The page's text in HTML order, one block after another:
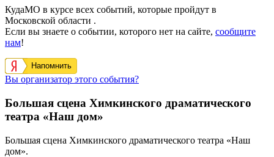
КудаМО в курсе всех событий, которые пройдут в
Московской области .
Если вы знаете о событии, которого нет на сайте, сообщите
нам!
Напомнить
Вы организатор этого события?
Большая сцена Химкинского драматического
театра «Наш дом»
Большая сцена Химкинского драматического театра «Наш
дом».